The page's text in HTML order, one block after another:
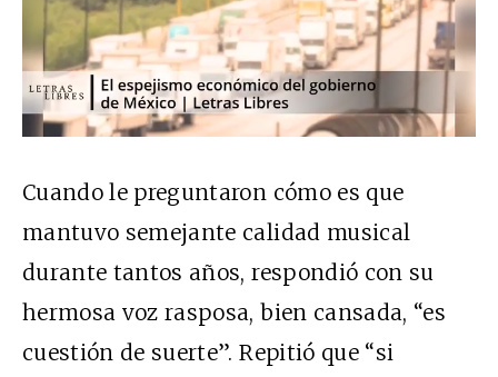
Cuando le preguntaron cómo es que
mantuvo semejante calidad musical
durante tantos años, respondió con su
hermosa voz rasposa, bien cansada, “es
cuestión de suerte”. Repitió que “si